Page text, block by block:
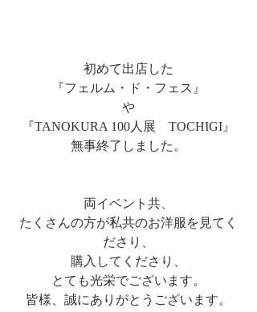
初めて出店した
『フェルム・ド・フェス』
や
『TANOKURA 100人展　TOCHIGI』
無事終了しました。
両イベント共、
たくさんの方が私共のお洋服を見てく
ださり、
購入してくださり、
とても光栄でございます。
皆様、誠にありがとうございます。